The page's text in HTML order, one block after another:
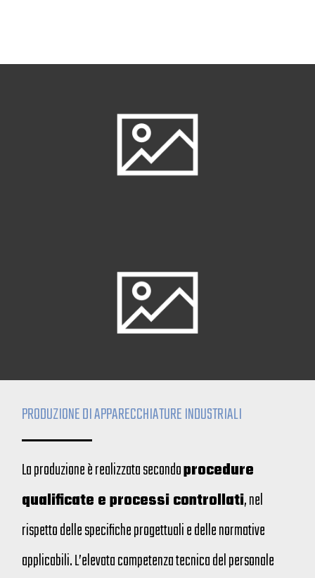
PRODUZIONE DI APPARECCHIATURE INDUSTRIALI
La produzione è realizzata secondoprocedure
qualificate e processi controllati, nel
rispetto delle specifiche progettuali e delle normative
applicabili. L’elevata competenza tecnica del personale